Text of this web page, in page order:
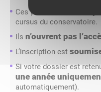
Ces parcours
cursus du conservatoire.
Ils n’ouvrent pas
L’inscription est
Si votre dossier est
une année
automatiquement).